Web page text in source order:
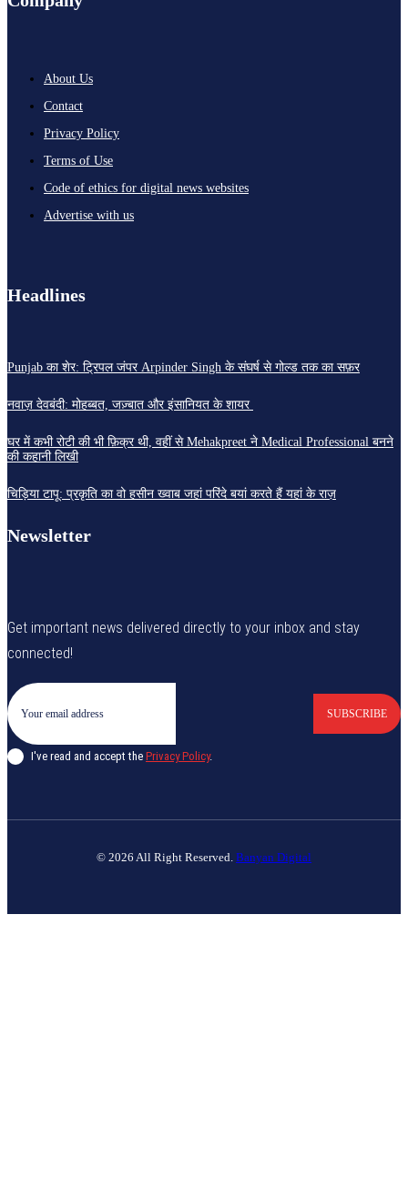
About Us
Contact
Privacy Policy
Terms of Use
Code of ethics for digital news websites
Advertise with us
Headlines
Punjab का शेर: ट्रिपल जंपर Arpinder Singh के संघर्ष से गोल्ड तक का सफ़र
नवाज़ देवबंदी: मोहब्बत, जज़्बात और इंसानियत के शायर
घर में कभी रोटी की भी फ़िक्र थी, वहीं से Mehakpreet ने Medical Professional बनने
की कहानी लिखी
चिड़िया टापू: प्रकृति का वो हसीन ख्वाब जहां परिंदे बयां करते हैं यहां के राज़
Newsletter
Get important news delivered directly to your inbox and stay
connected!
SUBSCRIBE
I've read and accept the Privacy Policy.
© 2026 All Right Reserved. Banyan Digital